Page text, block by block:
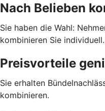
Nach Belieben
Sie haben die Wahl:
kombinieren Sie individuell.
Preisvorteile
Sie erhalten
kombinieren.